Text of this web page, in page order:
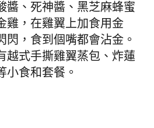
醬、死神醬、黑芝麻蜂蜜
雞，在雞翼上加食用金
閃，食到個嘴都會沾金。
越式手撕雞翼蒸包、炸蓮
小食和套餐。